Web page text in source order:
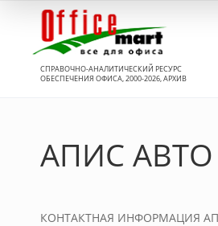
СПРАВОЧНО-АНАЛИТИЧЕСКИЙ РЕСУРС
ОБЕСПЕЧЕНИЯ ОФИСА, 2000-2026, АРХИВ
АПИС АВТО
КОНТАКТНАЯ ИНФОРМАЦИЯ